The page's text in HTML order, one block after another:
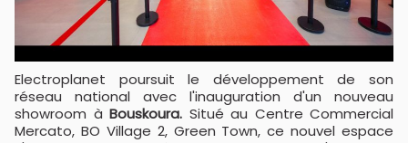
Electroplanet poursuit le développement de son
réseau national avec l'inauguration d'un nouveau
showroom à Bouskoura. Situé au Centre Commercial
Mercato, BO Village 2, Green Town, ce nouvel espace